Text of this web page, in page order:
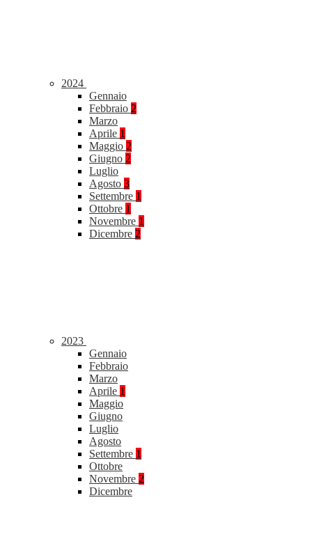
2024
Gennaio
Febbraio 2
Marzo
Aprile 1
Maggio 2
Giugno 2
Luglio
Agosto 3
Settembre 1
Ottobre 1
Novembre 1
Dicembre 2
2023
Gennaio
Febbraio
Marzo
Aprile 1
Maggio
Giugno
Luglio
Agosto
Settembre 1
Ottobre
Novembre 2
Dicembre